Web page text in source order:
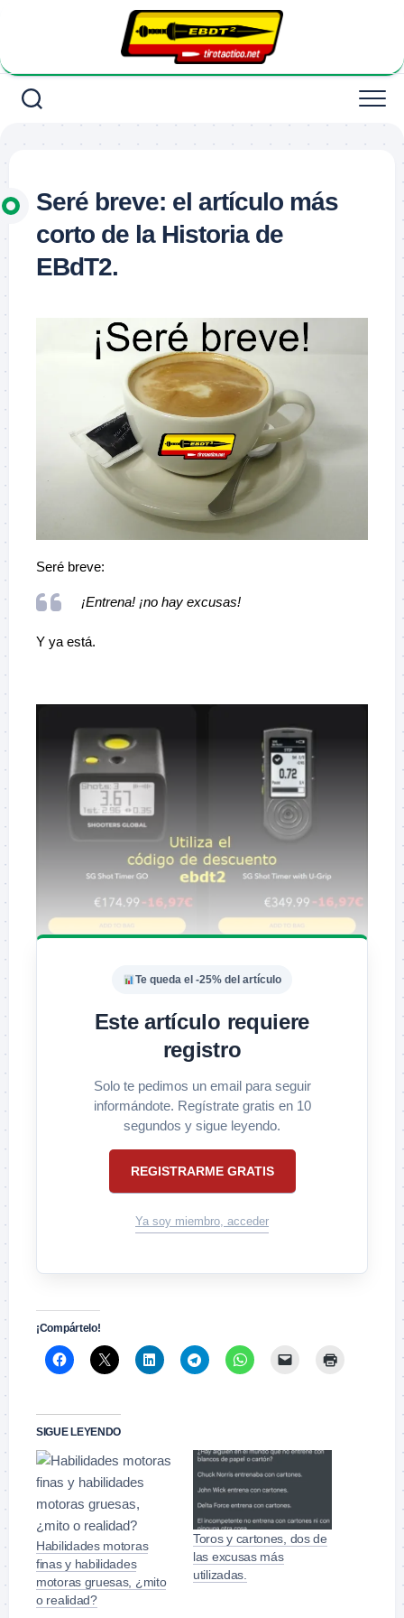
Seré breve: el artículo más
corto de la Historia de
EBdT2.
Seré breve:
¡Entrena! ¡no hay excusas!
Y ya está.
Te queda el -25% del artículo
Este artículo requiere
registro
Solo te pedimos un email para seguir
informándote. Regístrate gratis en 10
segundos y sigue leyendo.
REGISTRARME GRATIS
Ya soy miembro, acceder
¡Compártelo!
SIGUE LEYENDO
Habilidades motoras
finas y habilidades
motoras gruesas, ¿mito
o realidad?
Toros y cartones, dos de
las excusas más
utilizadas.